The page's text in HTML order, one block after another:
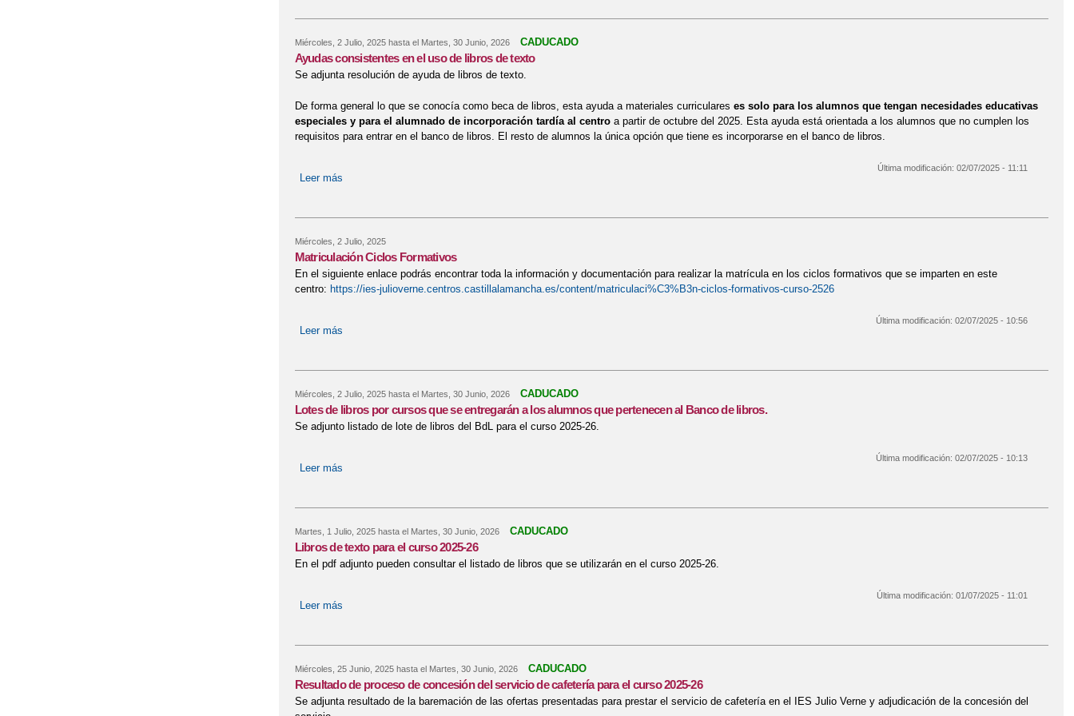
Miércoles, 2 Julio, 2025hasta el Martes, 30 Junio, 2026 CADUCADO
Ayudas consistentes en el uso de libros de texto
Se adjunta resolución de ayuda de libros de texto.
De forma general lo que se conocía como beca de libros, esta ayuda a materiales curriculares es solo para los alumnos que tengan necesidades educativas
especiales y para el alumnado de incorporación tardía al centroa partir de octubre del 2025. Esta ayuda está orientada a los alumnos que no cumplen los
requisitos para entrar en el banco de libros. El resto de alumnos la única opción que tiene es incorporarse en el banco de libros.
Leer más
Última modificación: 02/07/2025 - 11:11
Miércoles, 2 Julio, 2025
Matriculación Ciclos Formativos
En el siguiente enlace podrás encontrar toda la información y documentación para realizar la matrícula en los ciclos formativos que se imparten en este
centro: https://ies-julioverne.centros.castillalamancha.es/content/matriculaci%C3%B3n-ciclos-formativos-curso-2526
Leer más
Última modificación: 02/07/2025 - 10:56
Miércoles, 2 Julio, 2025hasta el Martes, 30 Junio, 2026 CADUCADO
Lotes de libros por cursos que se entregarán a los alumnos que pertenecen al Banco de libros.
Se adjunto listado de lote de libros del BdL para el curso 2025-26.
Leer más
Última modificación: 02/07/2025 - 10:13
Martes, 1 Julio, 2025hasta el Martes, 30 Junio, 2026 CADUCADO
Libros de texto para el curso 2025-26
En el pdf adjunto pueden consultar el listado de libros que se utilizarán en el curso 2025-26.
Leer más
Última modificación: 01/07/2025 - 11:01
Miércoles, 25 Junio, 2025hasta el Martes, 30 Junio, 2026 CADUCADO
Resultado de proceso de concesión del servicio de cafetería para el curso 2025-26
Se adjunta resultado de la baremación de las ofertas presentadas para prestar el servicio de cafetería en el IES Julio Verne y adjudicación de la concesión del